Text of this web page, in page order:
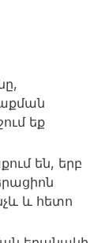
եք
են, երբ
և հետո